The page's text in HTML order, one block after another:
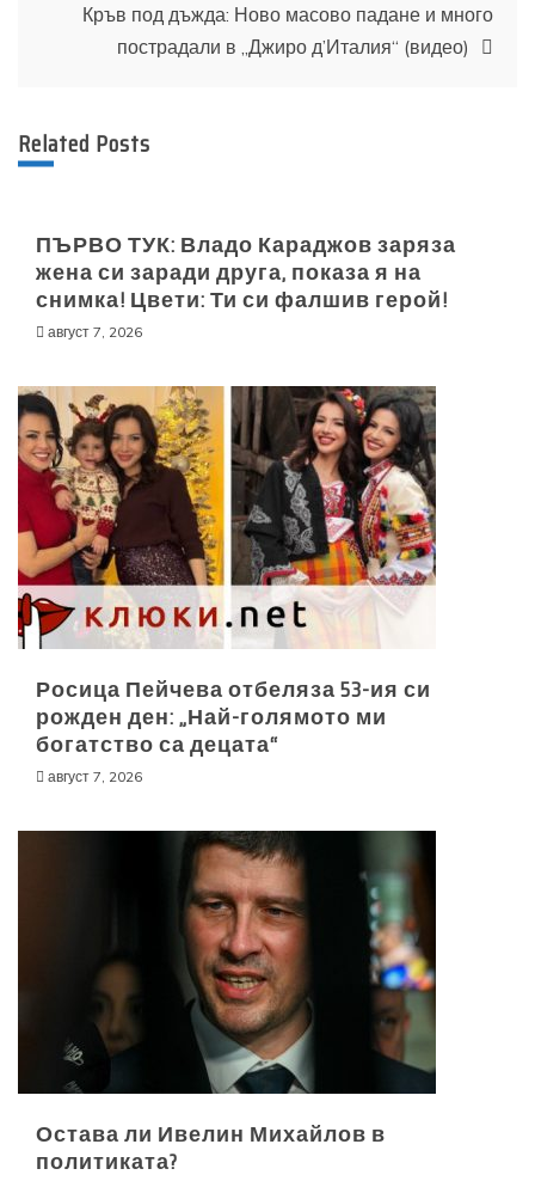
Кръв под дъжда: Ново масово падане и много
пострадали в „Джиро д’Италия“ (видео)
Related Posts
ПЪРВО ТУК: Владо Караджов заряза
жена си заради друга, показа я на
снимка! Цвети: Ти си фалшив герой!
август 7, 2026
Росица Пейчева отбеляза 53-ия си
рожден ден: „Най-голямото ми
богатство са децата“
август 7, 2026
Остава ли Ивелин Михайлов в
политиката?